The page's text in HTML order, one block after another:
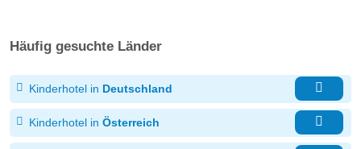
Häufig gesuchte Länder
Kinderhotel in Deutschland
Kinderhotel in Österreich